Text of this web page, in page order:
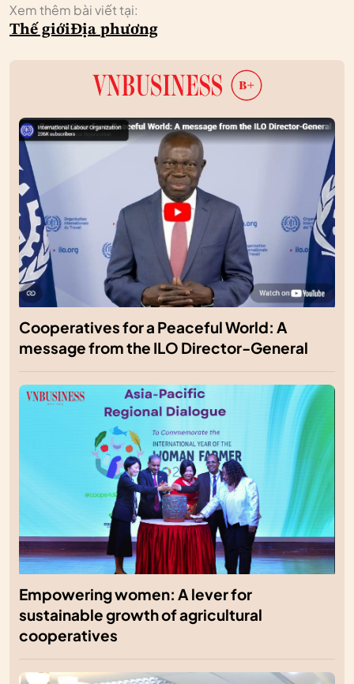
Xem thêm bài viết tại:
Thế giớiĐịa phương
Cooperatives for a Peaceful World: A
message from the ILO Director-General
Empowering women: A lever for
sustainable growth of agricultural
cooperatives